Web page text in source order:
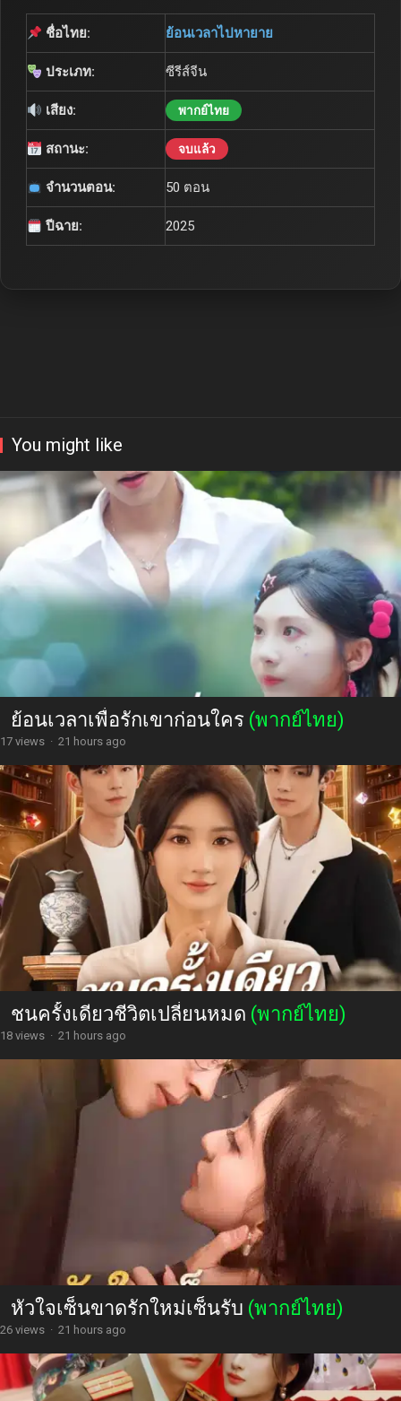
ชื่อไทย: ย้อนเวลาไปหายาย
ประเภท: ซีรีส์จีน
เสียง: พากย์ไทย
สถานะ: จบแล้ว
จำนวนตอน: 50 ตอน
ปีฉาย: 2025
You might like
ย้อนเวลาเพื่อรักเขาก่อนใคร (พากย์ไทย)
17 views · 21 hours ago
ชนครั้งเดียวชีวิตเปลี่ยนหมด (พากย์ไทย)
18 views · 21 hours ago
หัวใจเซ็นขาดรักใหม่เซ็นรับ (พากย์ไทย)
26 views · 21 hours ago